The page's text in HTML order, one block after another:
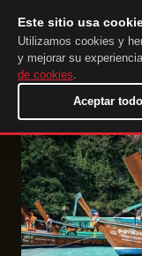
Este sitio usa
Utilizamos cookies y
y mejorar su
de cookies.
Aceptar todo